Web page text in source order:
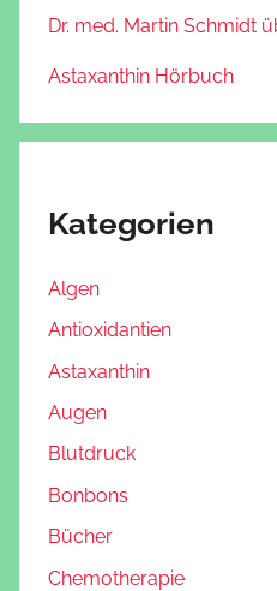
Dr. med. Martin Schmidt
Astaxanthin Hörbuch
Kategorien
Algen
Antioxidantien
Astaxanthin
Augen
Blutdruck
Bonbons
Bücher
Chemotherapie